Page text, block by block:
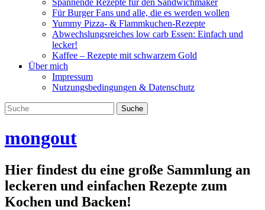
Spannende Rezepte für den Sandwichmaker
Für Burger Fans und alle, die es werden wollen
Yummy Pizza- & Flammkuchen-Rezepte
Abwechslungsreiches low carb Essen: Einfach und
lecker!
Kaffee – Rezepte mit schwarzem Gold
Über mich
Impressum
Nutzungsbedingungen & Datenschutz
mongout
Hier findest du eine große Sammlung an
leckeren und einfachen Rezepte zum
Kochen und Backen!